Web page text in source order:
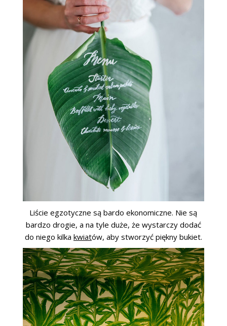
Liście egzotyczne są bardo ekonomiczne. Nie są
bardzo drogie, a na tyle duże, że wystarczy dodać
do niego kilka kwiatów, aby stworzyć piękny bukiet.